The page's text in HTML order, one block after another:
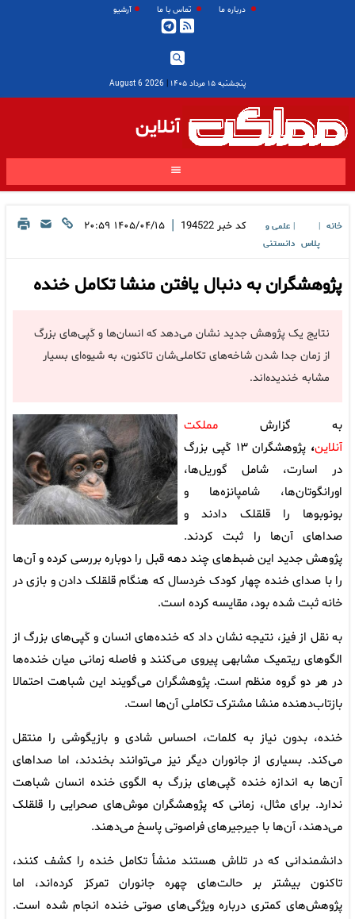
درباره ما تماس با ما آرشیو
پنجشنبه ۱۵ مرداد ۱۴۰۵ |
2026 August 6
آنلاین
خانه
پلاس
علمی و
دانستنی
کد خبر 194522
| ۱۴۰۵/۰۴/۱۵ ۲۰:۵۹
پژوهشگران به دنبال یافتن منشا تکامل خنده
نتایج یک پژوهش جدید نشان می‌دهد که انسان‌ها و کَپی‌های بزرگ
از زمان جدا شدن شاخه‌های تکاملی‌شان تاکنون، به شیوه‌ای بسیار
مشابه خندیده‌اند.
به گزارش مملکت
آنلاین،
پژوهشگران ۱۳ کَپی بزرگ
در اسارت، شامل گوریل‌ها،
اورانگوتان‌ها، شامپانزه‌ها و
بونوبوها را قلقلک دادند و
صداهای آن‌ها را ثبت کردند.
پژوهش جدید این ضبط‌های چند دهه قبل را دوباره بررسی کرده و آن‌ها
را با صدای خنده چهار کودک خردسال که هنگام قلقلک دادن و بازی در
خانه ثبت شده بود، مقایسه کرده است.
به نقل از فیز، نتیجه نشان داد که خنده‌های انسان و کَپی‌های بزرگ از
الگوهای ریتمیک مشابهی پیروی می‌کنند و فاصله زمانی میان خنده‌ها
در هر دو گروه منظم است. پژوهشگران می‌گویند این شباهت احتمالا
بازتاب‌دهنده منشا مشترک تکاملی آن‌ها است.
خنده، بدون نیاز به کلمات، احساس شادی و بازیگوشی را منتقل
می‌کند. بسیاری از جانوران دیگر نیز می‌توانند بخندند، اما صداهای
آن‌ها به اندازه خنده کَپی‌های بزرگ به الگوی خنده انسان شباهت
ندارد. برای مثال، زمانی که پژوهشگران موش‌های صحرایی را قلقلک
می‌دهند، آن‌ها با جیرجیرهای فراصوتی پاسخ می‌دهند.
دانشمندانی که در تلاش‌ هستند منشأ تکامل خنده را کشف کنند،
تاکنون بیشتر بر حالت‌های چهره جانوران تمرکز کرده‌اند، اما
پژوهش‌های کمتری درباره ویژگی‌های صوتی خنده انجام شده است.